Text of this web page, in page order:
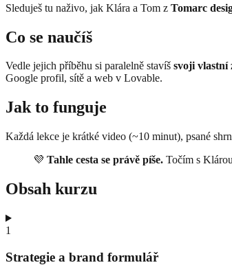
Sleduješ tu naživo, jak Klára a Tom z Tomarc
Co se naučíš
Vedle jejich příběhu si paralelně stavíš svoji vlastní
Google profil, sítě a web v Lovable.
Jak to funguje
Každá lekce je krátké video (~10 minut), psané
💜 Tahle cesta se právě píše. Točím s
Obsah kurzu
1
Strategie a brand formulář